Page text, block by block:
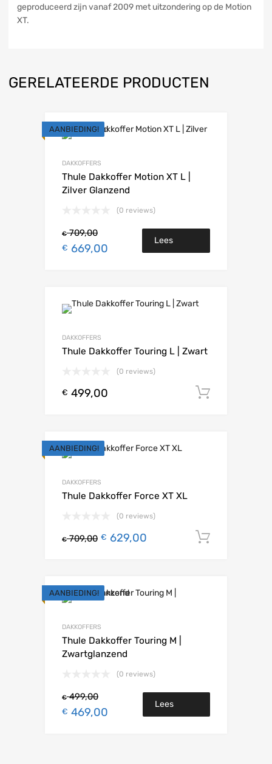
geproduceerd zijn vanaf 2009 met uitzondering op de Motion
XT.
GERELATEERDE PRODUCTEN
AANBIEDING!
DAKKOFFERS
Thule Dakkoffer Motion XT L |
Zilver Glanzend
(0 reviews)
€709,00
€ 669,00
Lees
DAKKOFFERS
Thule Dakkoffer Touring L | Zwart
(0 reviews)
€ 499,00
AANBIEDING!
DAKKOFFERS
Thule Dakkoffer Force XT XL
(0 reviews)
€709,00 € 629,00
AANBIEDING!
DAKKOFFERS
Thule Dakkoffer Touring M |
Zwartglanzend
(0 reviews)
€499,00
€ 469,00
Lees